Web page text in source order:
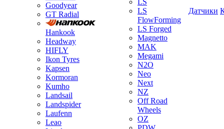
Goodyear
GT Radial
Hankook
Headway
HIFLY
Ikon Tyres
Kapsen
Kormoran
Kumho
Landsail
Landspider
Laufenn
Leao
LS
LS
FlowForming
LS Forged
Magnetto
MAK
Megami
N2O
Neo
Next
NZ
Off Road
Wheels
OZ
Датчики